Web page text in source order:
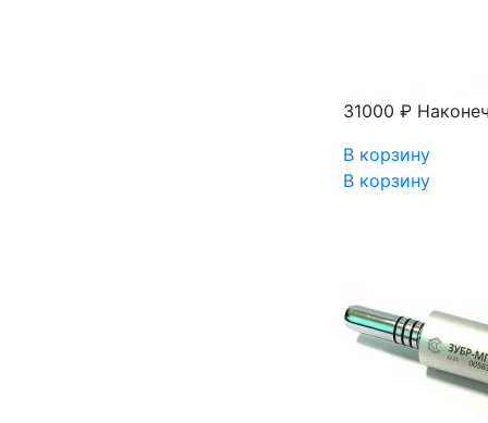
31000 ₽
В корзину
В корзину